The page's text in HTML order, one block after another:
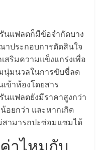
นแฟลตก็มีข้อจำกัดบาง
ประกอบการตัดสินใจ
สริมความแข็งแกร่งเพื่อ
นุ่มนวลในการขับขี่ลด
เข้าห้องโดยสาร
นแฟลตยังมีราคาสูงกว่า
อยกว่า และหากเกิด
สามารถปะซ่อมแซมได้